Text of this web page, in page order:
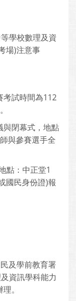
學校數理及資
場)注意事
考試時間為112
與閉幕式，地點
與參賽選手全
點：中正堂1
國民身份證)報
及學前教育署
資訊學科能力
。